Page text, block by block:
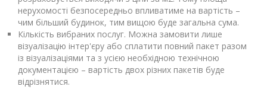
нерухомості безпосередньо впливатиме на вартість –
чим більший будинок, тим вищою буде загальна сума.
Кількість вибраних послуг. Можна замовити лише
візуалізацію інтер'єру або сплатити повний пакет разом
із візуалізаціями та з усією необхідною технічною
документацією – вартість двох різних пакетів буде
відрізнятися.